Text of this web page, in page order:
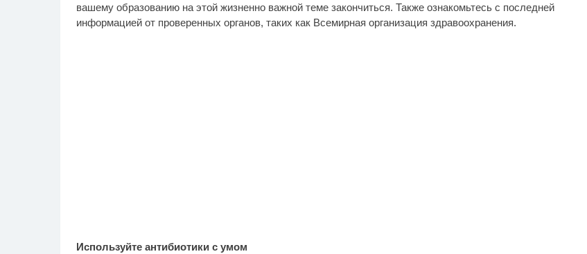
вашему образованию на этой жизненно важной теме закончиться. Также ознакомьтесь с последней
информацией от проверенных органов, таких как Всемирная организация здравоохранения.
Используйте антибиотики с умом